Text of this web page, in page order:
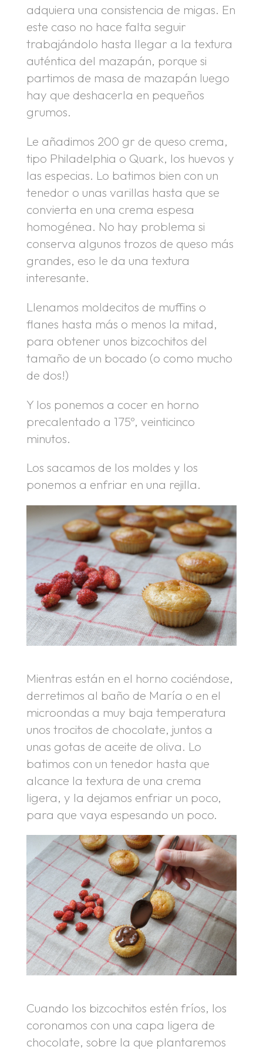
adquiera una consistencia de migas. En
este caso no hace falta seguir
trabajándolo hasta llegar a la textura
auténtica del mazapán, porque si
partimos de masa de mazapán luego
hay que deshacerla en pequeños
grumos.
Le añadimos 200 gr de queso crema,
tipo Philadelphia o Quark, los huevos y
las especias. Lo batimos bien con un
tenedor o unas varillas hasta que se
convierta en una crema espesa
homogénea. No hay problema si
conserva algunos trozos de queso más
grandes, eso le da una textura
interesante.
Llenamos moldecitos de muffins o
flanes hasta más o menos la mitad,
para obtener unos bizcochitos del
tamaño de un bocado (o como mucho
de dos!)
Y los ponemos a cocer en horno
precalentado a 175º, veinticinco
minutos.
Los sacamos de los moldes y los
ponemos a enfriar en una rejilla.
Mientras están en el horno cociéndose,
derretimos al baño de María o en el
microondas a muy baja temperatura
unos trocitos de chocolate, juntos a
unas gotas de aceite de oliva. Lo
batimos con un tenedor hasta que
alcance la textura de una crema
ligera, y la dejamos enfriar un poco,
para que vaya espesando un poco.
Cuando los bizcochitos estén fríos, los
coronamos con una capa ligera de
chocolate, sobre la que plantaremos